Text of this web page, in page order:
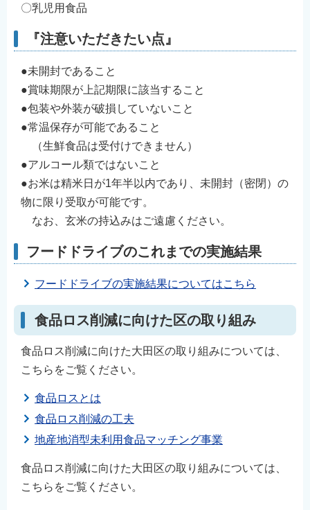
〇乳児用食品
『注意いただきたい点』
●未開封であること
●賞味期限が上記期限に該当すること
●包装や外装が破損していないこと
●常温保存が可能であること
（生鮮食品は受付けできません）
●アルコール類ではないこと
●お米は精米日が1年半以内であり、未開封（密閉）の
物に限り受取が可能です。
なお、玄米の持込みはご遠慮ください。
フードドライブのこれまでの実施結果
フードドライブの実施結果についてはこちら
食品ロス削減に向けた区の取り組み
食品ロス削減に向けた大田区の取り組みについては、
こちらをご覧ください。
食品ロスとは
食品ロス削減の工夫
地産地消型未利用食品マッチング事業
食品ロス削減に向けた大田区の取り組みについては、
こちらをご覧ください。